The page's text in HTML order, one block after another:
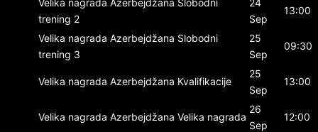
trening 2
Sep
13:00
Velika nagrada Azerbejdžana Slobodni
trening 3
25
Sep
09:30
Velika nagrada Azerbejdžana Kvalifikacije
25
Sep
13:00
Velika nagrada Azerbejdžana Velika nagrada
26
Sep
12:00